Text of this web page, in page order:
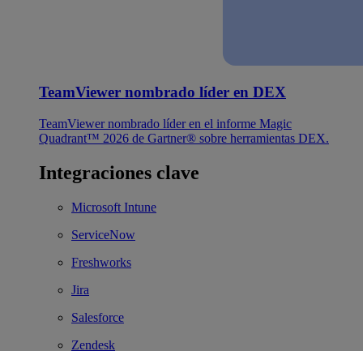
TeamViewer nombrado líder en DEX
TeamViewer nombrado líder en el informe Magic
Quadrant™ 2026 de Gartner® sobre herramientas DEX.
Integraciones clave
Microsoft Intune
ServiceNow
Freshworks
Jira
Salesforce
Zendesk